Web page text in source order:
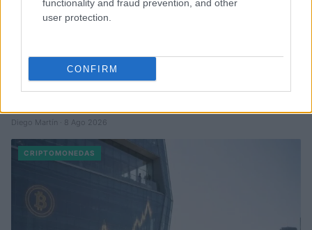
functionality and fraud prevention, and other
user protection.
CONFIRM
Diego Martín · 8 Ago 2026
CRIPTOMONEDAS